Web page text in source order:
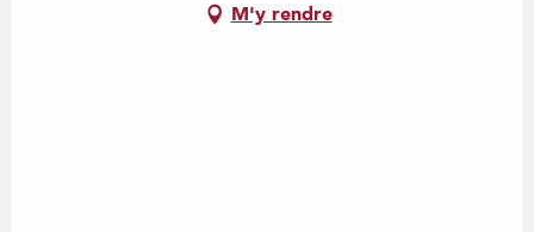
M'y rendre